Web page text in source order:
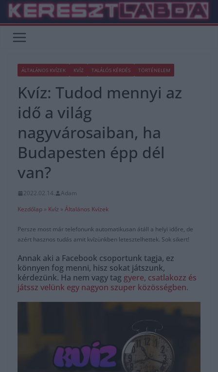
Skip
content
ÁLTALÁNOS KVÍZEK KVÍZ TALÁLÓS KÉRDÉS TÖRTÉNELEM
Kvíz: Tudod mennyi az
idő a világ
nagyvárosaiban, ha
Budapesten épp dél
van?
2022.02.14.
Adam
Kezdőlap » Kvíz » Általános Kvízek
Persze most már telefonunk automatikusan átáll a helyi időre, de
azért hasznos tudás amit kvízünkben letesztelhettek. Sok sikert!
Annak aki a Facebook csoportunk tagja, ez
könnyen fog menni, hisz sokat játszunk,
kérdezünk. Ha nem vagy tag gyere, csatlakozz és
játssz velünk egy nagyon szuper közösségben.